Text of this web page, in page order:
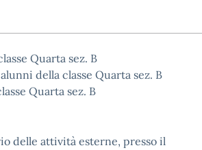
Quarta sez. B
della classe Quarta sez. B
Quarta sez. B
delle attività esterne, presso il